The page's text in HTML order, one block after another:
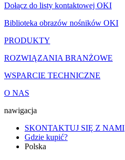
Dołącz do listy kontaktowej OKI
Biblioteka obrazów nośników OKI
PRODUKTY
ROZWIĄZANIA BRANŻOWE
WSPARCIE TECHNICZNE
O NAS
nawigacja
SKONTAKTUJ SIĘ Z NAMI
Gdzie kupić?
Polska